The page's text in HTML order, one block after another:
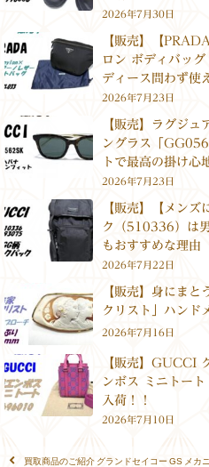
2026年7月30日
【販売】【
ロン ボディバッ
ディース問わず使
2026年7月23日
【販売】ラグジ
ングラス「
トで最高の掛け
2026年7月23日
【販売】【メンズ
ク（510336）は
もおすすめな理由
2026年7月22日
【販売】身にま
クリスト」ハンド
2026年7月16日
【販売】GUCCI
ンボス ミニトー
入荷！！
2026年7月10日
買取商品のご紹介 グランドセイコー GS メカ